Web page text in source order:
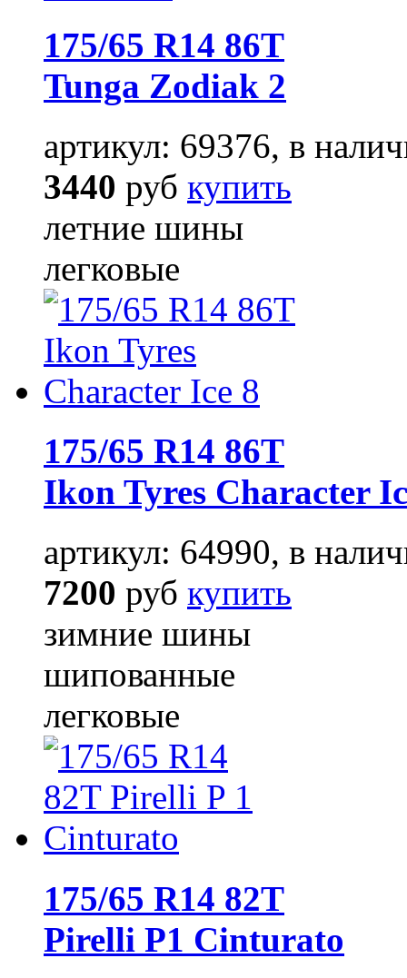
175/65 R14 86T
Tunga Zodiak 2
артикул: 69376, в
3440 руб купить
летние шины
легковые
175/65 R14 86T
Ikon Tyres Character
артикул: 64990, в
7200 руб купить
зимние шины
шипованные
легковые
175/65 R14 82T
Pirelli P1 Cinturato